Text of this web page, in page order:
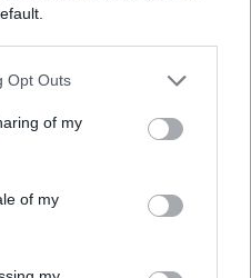
Opt Outs
of my
of my
formazione della
regioni in cui i
per dirigenti
avvio dell’anno